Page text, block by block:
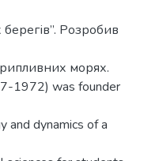
берегів”. Розробив
морях.
1972) was founder
and dynamics of a